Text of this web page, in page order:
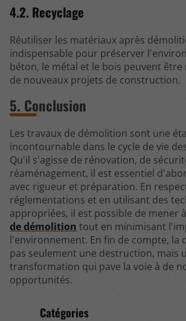
Catégories
4.2. Recyclage
Réutiliser les matériaux après
indispensable pour préserver
béton, le métal et le bois peuvent être
de nouveaux projets de construction.
5. Conclusion
Les travaux de démolition sont une
incontournable dans le cycle de vie
Qu'il s'agisse de rénovation, de
réaménagement, il est essentiel
avec rigueur et préparation. En
réglementations et en utilisant des
appropriées, il est possible de mener
de démolition tout en minimisant
l'environnement. En fin de compte, la
pas seulement une destruction, mais
transformation qui pave la voie à de
opportunités.